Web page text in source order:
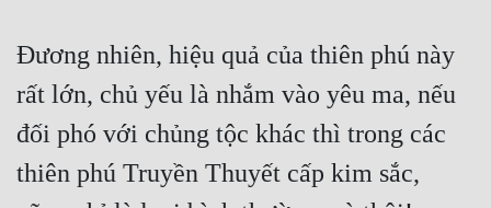
Dã Sử
Dị Giới
Đương nhiên, hiệu quả của thiên phú này
rất lớn, chủ yếu là nhắm vào yêu ma, nếu
đối phó với chủng tộc khác thì trong các
thiên phú Truyền Thuyết cấp kim sắc,